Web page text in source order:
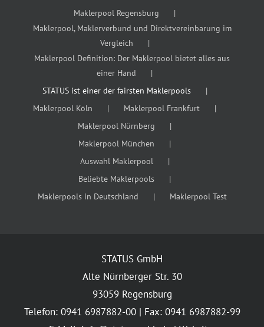
Maklerpool Regensburg
Maklerpool, Maklerverbund und Direktvereinbarung im
Vergleich
Maklerpool Definition: Der Maklerpool bietet alles aus
einer Hand
STATUS ist einer der fairsten Maklerpools
Maklerpool Köln
Maklerpool Frankfurt
Maklerpool Nürnberg
Maklerpool München
Auswahl Maklerpool
Beliebte Maklerpools
Maklerpools in Deutschland
Maklerpool Test
STATUS GmbH
Alte Nürnberger Str. 30
93059 Regensburg
Telefon: 0941 6987882-00 | Fax: 0941 6987882-99